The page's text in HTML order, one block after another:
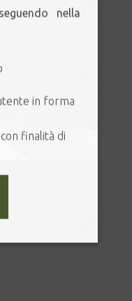
nella
in forma
finalità di